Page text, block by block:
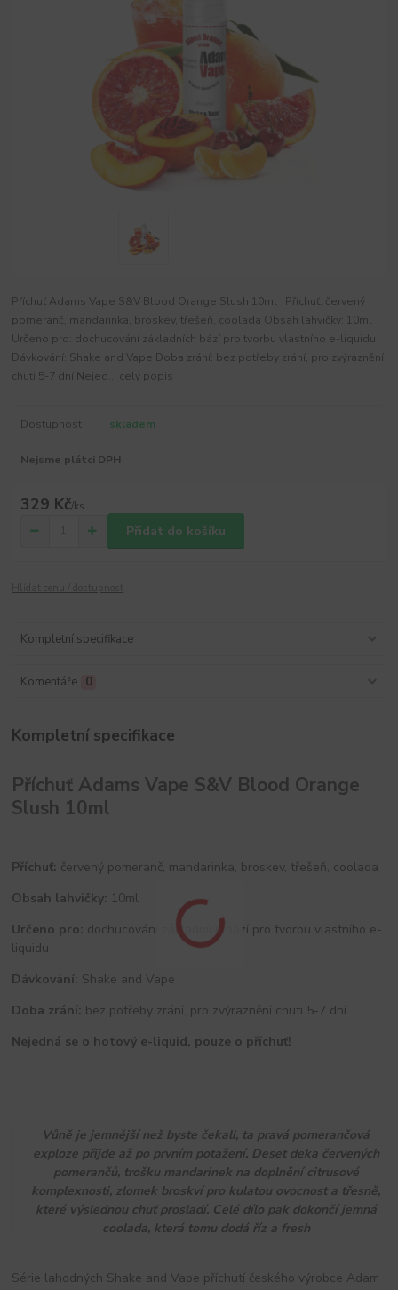
Příchuť Adams Vape S&V Blood Orange Slush 10ml Příchuť: červený
pomeranč, mandarinka, broskev, třešeň, coolada Obsah lahvičky: 10ml
Určeno pro: dochucování základních bází pro tvorbu vlastního e-liquidu
Dávkování: Shake and Vape Doba zrání: bez potřeby zrání, pro zvýraznění
chuti 5-7 dní Nejed... celý popis
Dostupnost skladem
Nejsme plátci DPH
329 Kč/ks
Přidat do košíku
Kompletní specifikace
Komentáře 0
Kompletní specifikace
Příchuť Adams Vape S&V Blood Orange
Slush 10ml
Příchuť: červený pomeranč, mandarinka, broskev, třešeň, coolada
Obsah lahvičky: 10ml
Určeno pro: dochucování základních bází pro tvorbu vlastního e-
liquidu
Dávkování: Shake and Vape
Doba zrání: bez potřeby zrání, pro zvýraznění chuti 5-7 dní
Nejedná se o hotový e-liquid, pouze o příchuť!
Vůně je jemnější než byste čekali, ta pravá pomerančová
exploze přijde až po prvním potažení. Deset deka červených
pomerančů, trošku mandarinek na doplnění citrusové
komplexnosti, zlomek broskví pro kulatou ovocnost a třesně,
které výslednou chuť prosladí. Celé dílo pak dokončí jemná
coolada, která tomu dodá říz a fresh
Série lahodných Shake and Vape příchutí českého výrobce Adam